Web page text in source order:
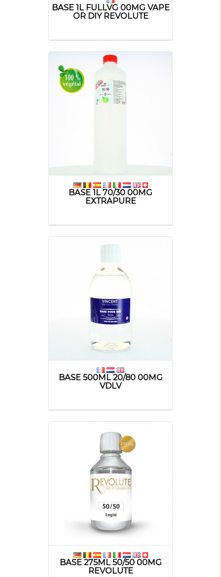
BASE 1L FULLVG 00MG VAPE
OR DIY REVOLUTE
BASE 1L 70/30 00MG
EXTRAPURE
BASE 500ML 20/80 00MG
VDLV
BASE 275ML 50/50 00MG
REVOLUTE